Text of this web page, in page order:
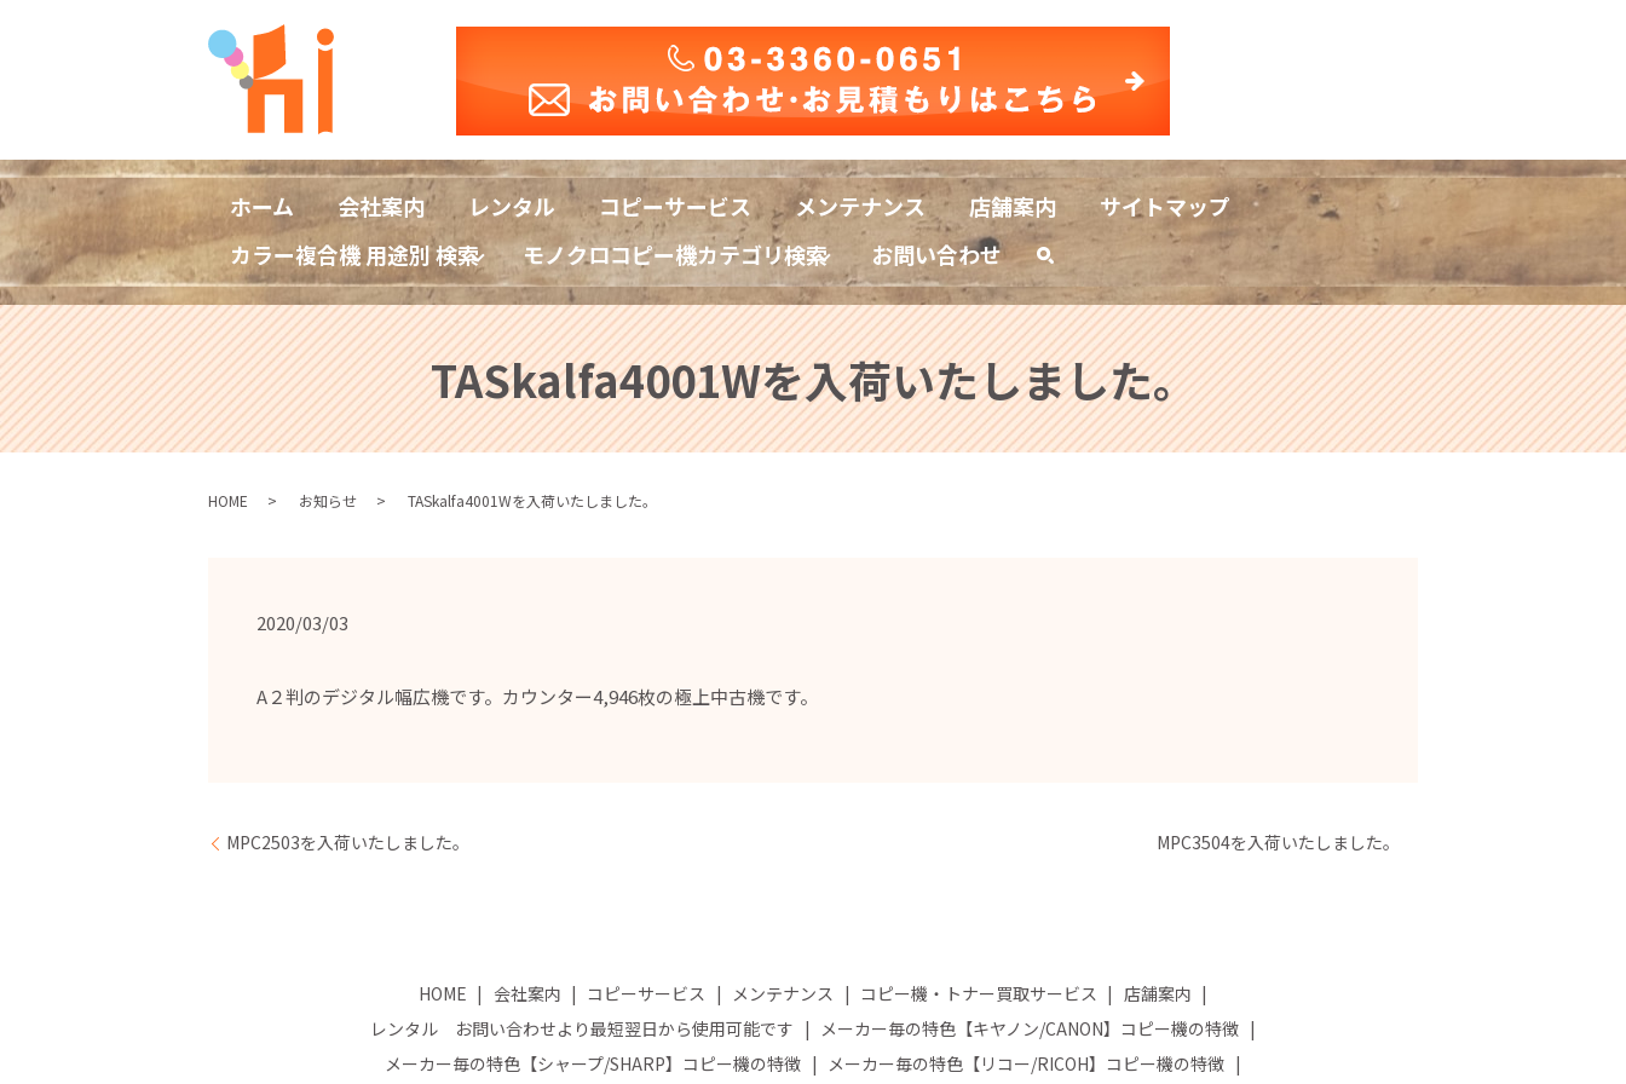
ホーム 会社案内 レンタル コピーサービス メンテナンス 店舗案内
サイトマップ
カラー複合機 用途別 検索
モノクロコピー機カテゴリ検索 お問い合わせ search
TASkalfa4001Wを入荷いたしました。
HOME お知らせ TASkalfa4001Wを入荷いたしました。
2020/03/03
A２判のデジタル幅広機です。カウンター4,946枚の極上中古機です。
MPC2503を入荷いたしました。 MPC3504を入荷いたしました。
HOME 会社案内 コピーサービス メンテナンス コピー機・トナー買取サービス
店舗案内
レンタル お問い合わせより最短翌日から使用可能です
メーカー毎の特色【キヤノン/CANON】コピー機の特徴
メーカー毎の特色【シャープ/SHARP】コピー機の特徴
メーカー毎の特色【リコー/RICOH】コピー機の特徴